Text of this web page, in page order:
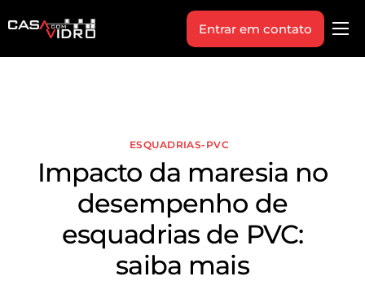
Produtos
Workshop
Sobre Nós
Entrar em contato
ESQUADRIAS-PVC
Impacto da maresia no
desempenho de
esquadrias de PVC:
saiba mais